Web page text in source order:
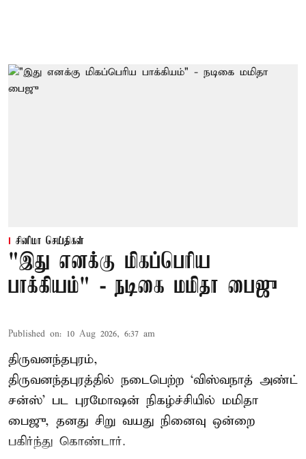
சினிமா செய்திகள்
"இது எனக்கு மிகப்பெரிய
பாக்கியம்" - நடிகை மமிதா பைஜு
Published on: 10 Aug 2026, 6:37 am
திருவனந்தபுரம்,
திருவனந்தபுரத்தில் நடைபெற்ற ‘விஸ்வநாத் அண்ட்
சன்ஸ்’ பட புரமோஷன் நிகழ்ச்சியில் மமிதா
பைஜு, தனது சிறு வயது நினைவு ஒன்றை
பகிர்ந்து கொண்டார்.